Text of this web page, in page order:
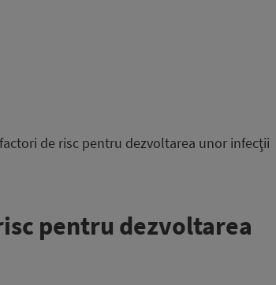
de risc pentru dezvoltarea unor infecţii
pentru dezvoltarea